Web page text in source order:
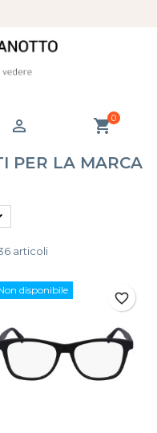
 shopping_cart0
PER LA MARCA
articoli
disponibile
favorite_border